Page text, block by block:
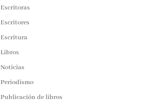
Escritoras
Escritores
Escritura
Libros
Noticias
Periodismo
Publicación de libros